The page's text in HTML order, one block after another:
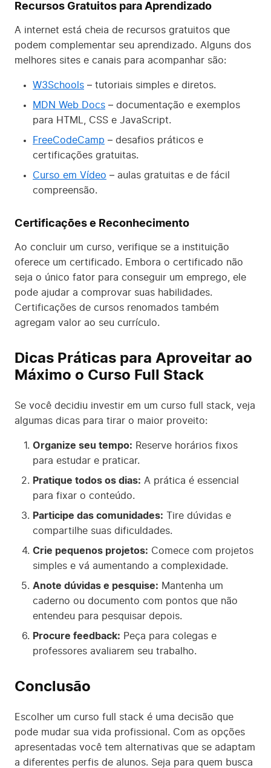
Recursos Gratuitos para Aprendizado
A internet está cheia de recursos gratuitos que
podem complementar seu aprendizado. Alguns dos
melhores sites e canais para acompanhar são:
W3Schools – tutoriais simples e diretos.
MDN Web Docs – documentação e exemplos
para HTML, CSS e JavaScript.
FreeCodeCamp – desafios práticos e
certificações gratuitas.
Curso em Vídeo – aulas gratuitas e de fácil
compreensão.
Certificações e Reconhecimento
Ao concluir um curso, verifique se a instituição
oferece um certificado. Embora o certificado não
seja o único fator para conseguir um emprego, ele
pode ajudar a comprovar suas habilidades.
Certificações de cursos renomados também
agregam valor ao seu currículo.
Dicas Práticas para Aproveitar ao
Máximo o Curso Full Stack
Se você decidiu investir em um curso full stack, veja
algumas dicas para tirar o maior proveito:
Organize seu tempo: Reserve horários fixos
para estudar e praticar.
Pratique todos os dias: A prática é essencial
para fixar o conteúdo.
Participe das comunidades: Tire dúvidas e
compartilhe suas dificuldades.
Crie pequenos projetos: Comece com projetos
simples e vá aumentando a complexidade.
Anote dúvidas e pesquise: Mantenha um
caderno ou documento com pontos que não
entendeu para pesquisar depois.
Procure feedback: Peça para colegas e
professores avaliarem seu trabalho.
Conclusão
Escolher um curso full stack é uma decisão que
pode mudar sua vida profissional. Com as opções
apresentadas você tem alternativas que se adaptam
a diferentes perfis de alunos. Seja para quem busca